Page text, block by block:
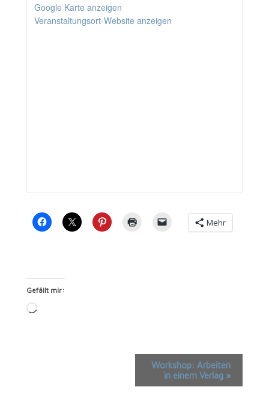
Goog­le Kar­te anzeigen
Veranstaltungsort-Website anzei­gen
Mehr
Gefällt mir:
Loa­
Workshop: Arbeiten
in einem Verlag »